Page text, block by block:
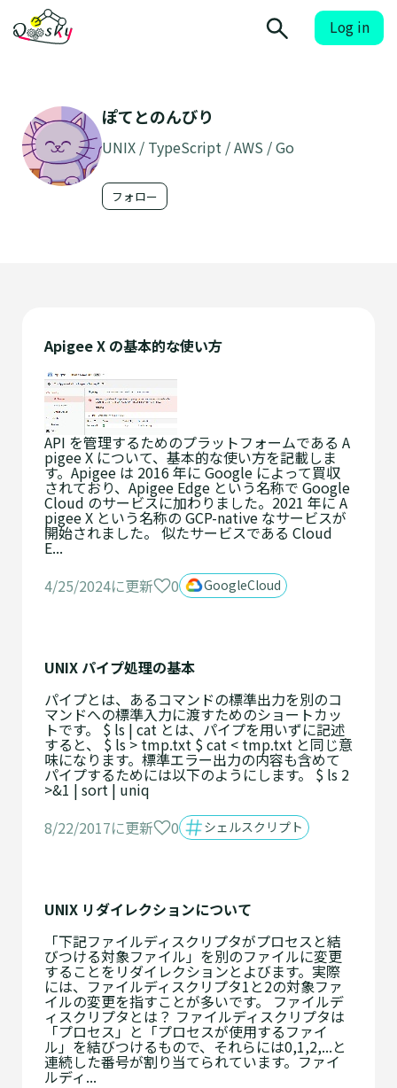
Log in
ぽてとのんびり
UNIX / TypeScript / AWS / Go
フォロー
Apigee X の基本的な使い方
API を管理するためのプラットフォームである A
pigee X について、基本的な使い方を記載しま
す。Apigee は 2016 年に Google によって買収
されており、Apigee Edge という名称で Google
Cloud のサービスに加わりました。2021 年に A
pigee X という名称の GCP-native なサービスが
開始されました。 似たサービスである Cloud
E...
4/25/2024に更新
0 GoogleCloud
UNIX パイプ処理の基本
パイプとは、あるコマンドの標準出力を別のコ
マンドへの標準入力に渡すためのショートカッ
トです。 $ ls | cat とは、パイプを用いずに記述
すると、 $ ls > tmp.txt $ cat < tmp.txt と同じ意
味になります。標準エラー出力の内容も含めて
パイプするためには以下のようにします。 $ ls 2
>&1 | sort | uniq
8/22/2017に更新
0 シェルスクリプト
UNIX リダイレクションについて
「下記ファイルディスクリプタがプロセスと結
びつける対象ファイル」を別のファイルに変更
することをリダイレクションとよびます。実際
には、ファイルディスクリプタ1と2の対象ファ
イルの変更を指すことが多いです。 ファイルデ
ィスクリプタとは？ ファイルディスクリプタは
「プロセス」と「プロセスが使用するファイ
ル」を結びつけるもので、それらには0,1,2,...と
連続した番号が割り当てられています。ファイ
ルディ...